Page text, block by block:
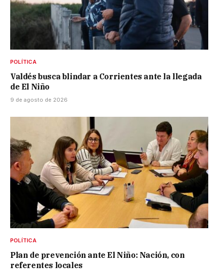
POLÍTICA
Valdés busca blindar a Corrientes ante la llegada
de El Niño
9 de agosto de 2026
POLÍTICA
Plan de prevención ante El Niño: Nación, con
referentes locales